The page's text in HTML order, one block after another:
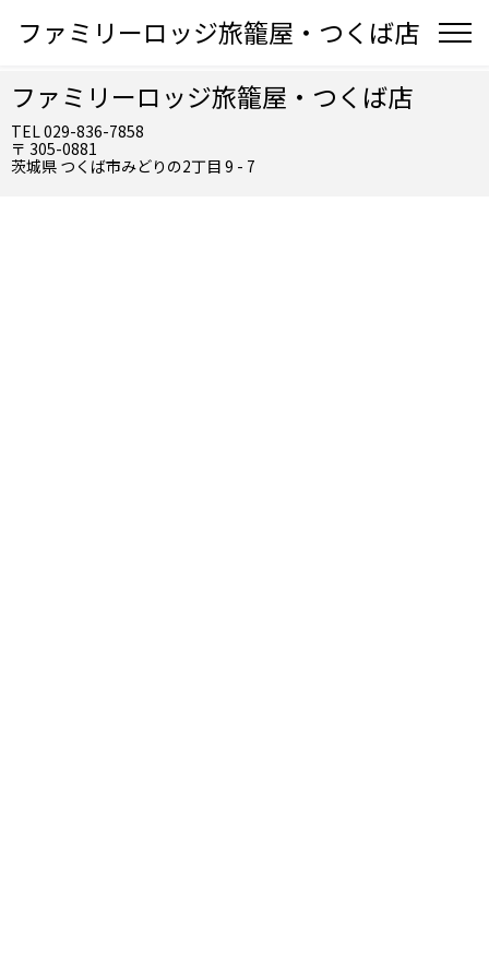
ファミリーロッジ旅籠屋・つくば店
ファミリーロッジ旅籠屋・つくば店
TEL 029-836-7858
〒 305-0881
茨城県 つくば市みどりの2丁目 9 - 7